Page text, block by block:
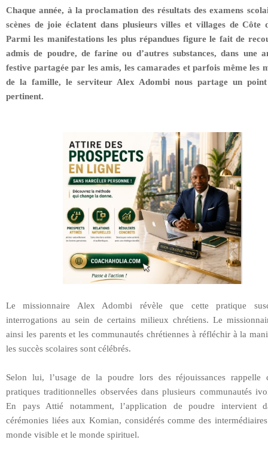
Chaque année, à la proclamation des résultats des examens
scènes de joie éclatent dans plusieurs villes et villages de Côte
Parmi les manifestations les plus répandues figure le fait de
admis de poudre, de farine ou d’autres substances, dans une
festive partagée par les amis, les camarades et parfois même les
de la famille, le serviteur Alex Adombi nous partage un
pertinent.
Le missionnaire Alex Adombi révèle que cette pratique
interrogations au sein de certains milieux chrétiens. Le
ainsi les parents et les communautés chrétiennes à réfléchir à la
les succès scolaires sont célébrés.
Selon lui, l’usage de la poudre lors des réjouissances rappelle
pratiques traditionnelles observées dans plusieurs communautés
En pays Attié notamment, l’application de poudre intervient
cérémonies liées aux Komian, considérés comme des
monde visible et le monde spirituel.